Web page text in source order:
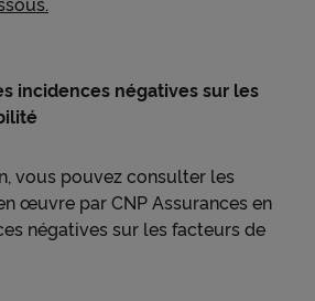
incidences négatives sur les
vous pouvez consulter les
œuvre par CNP Assurances en
négatives sur les facteurs de